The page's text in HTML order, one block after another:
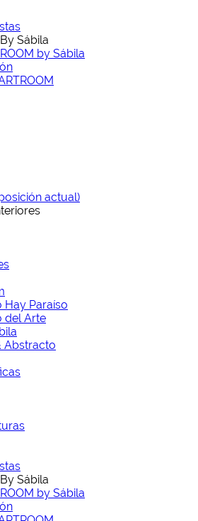
Sábila
by Sábila
actual)
Hay Paraíso
del Arte
Abstracto
Sábila
by Sábila